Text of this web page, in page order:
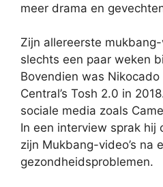
meer drama en
Zijn allereerste
slechts een paar weken
Bovendien was
Central’s Tosh 2.0 in
sociale media zoals
In een interview sprak hij
zijn Mukbang-video’s na
gezondheidsproblemen.